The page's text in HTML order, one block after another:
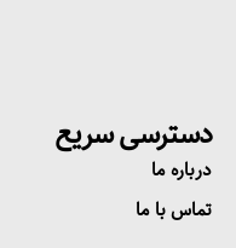
دسترسی سریع
درباره ما
تماس با ما